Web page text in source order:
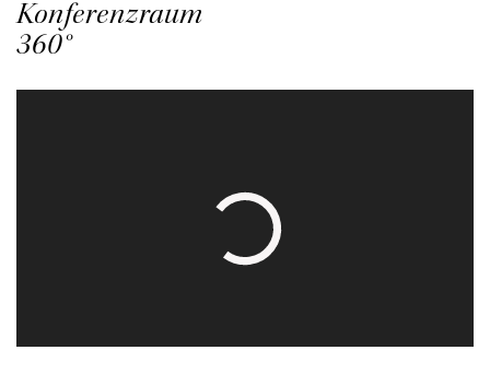
Konferenzraum
360°